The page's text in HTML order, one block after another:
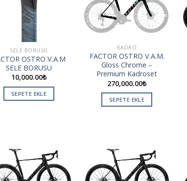
SELE BORUSU
OSTRO V.A.M
SELE BORUSU
10,000.00₺
SEPETE EKLE
wishlist
KADRO
FACTOR OSTRO V.A.M.
Gloss Chrome –
Premium Kadroset
270,000.00₺
SEPETE EKLE
Add to
wishlist
Add to
wishlist